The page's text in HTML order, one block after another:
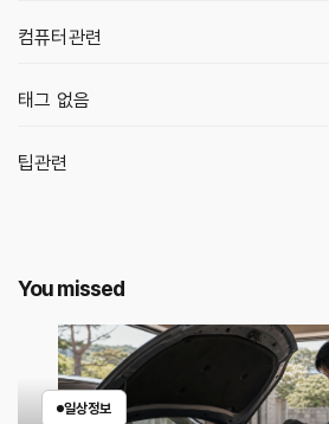
컴퓨터관련
태그 없음
팁관련
You missed
일상정보